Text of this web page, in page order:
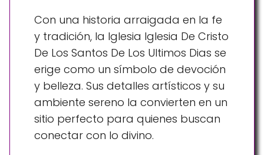
Con una historia arraigada en la fe
y tradición, la Iglesia Iglesia De Cristo
De Los Santos De Los Ultimos Dias se
erige como un símbolo de devoción
y belleza. Sus detalles artísticos y su
ambiente sereno la convierten en un
sitio perfecto para quienes buscan
conectar con lo divino.